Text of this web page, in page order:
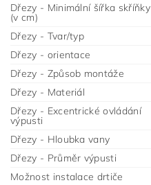
Dřezy - Minimální šířka skříňky
(v cm)
Dřezy - Tvar/typ
Dřezy - orientace
Dřezy - Způsob montáže
Dřezy - Materiál
Dřezy - Excentrické ovládání
výpusti
Dřezy - Hloubka vany
Dřezy - Průměr výpusti
Možnost instalace drtiče